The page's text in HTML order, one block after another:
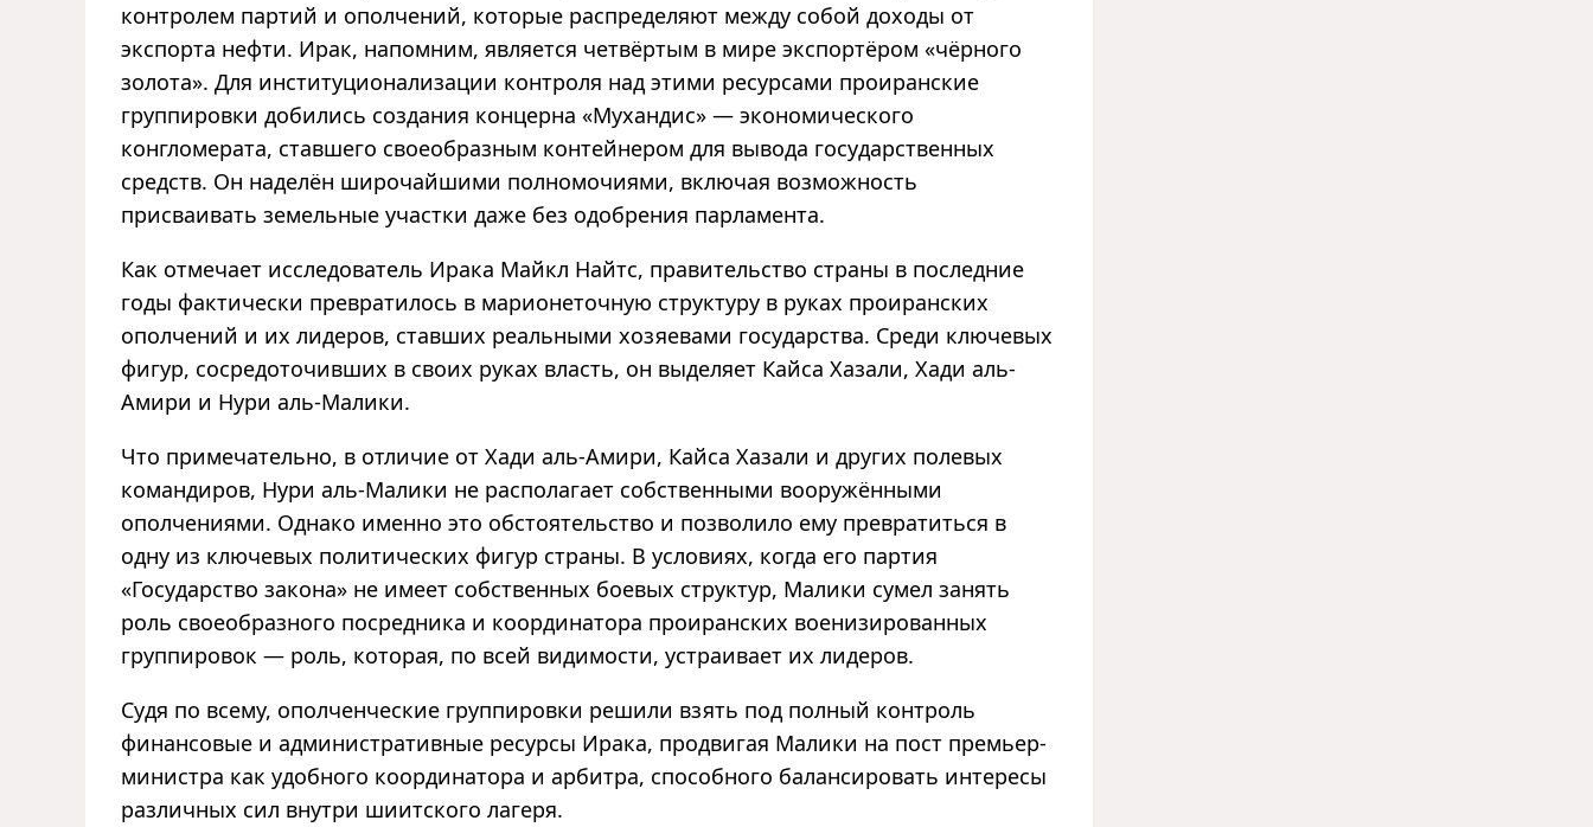
контролем партий и ополчений, которые распределяют между собой доходы от
экспорта нефти. Ирак, напомним, является четвёртым в мире экспортёром «чёрного
золота». Для институционализации контроля над этими ресурсами проиранские
группировки добились создания концерна «Мухандис» — экономического
конгломерата, ставшего своеобразным контейнером для вывода государственных
средств. Он наделён широчайшими полномочиями, включая возможность
присваивать земельные участки даже без одобрения парламента.
Как отмечает исследователь Ирака Майкл Найтс, правительство страны в последние
годы фактически превратилось в марионеточную структуру в руках проиранских
ополчений и их лидеров, ставших реальными хозяевами государства. Среди ключевых
фигур, сосредоточивших в своих руках власть, он выделяет Кайса Хазали, Хади аль-
Амири и Нури аль-Малики.
Что примечательно, в отличие от Хади аль-Амири, Кайса Хазали и других полевых
командиров, Нури аль-Малики не располагает собственными вооружёнными
ополчениями. Однако именно это обстоятельство и позволило ему превратиться в
одну из ключевых политических фигур страны. В условиях, когда его партия
«Государство закона» не имеет собственных боевых структур, Малики сумел занять
роль своеобразного посредника и координатора проиранских военизированных
группировок — роль, которая, по всей видимости, устраивает их лидеров.
Судя по всему, ополченческие группировки решили взять под полный контроль
финансовые и административные ресурсы Ирака, продвигая Малики на пост премьер-
министра как удобного координатора и арбитра, способного балансировать интересы
различных сил внутри шиитского лагеря.